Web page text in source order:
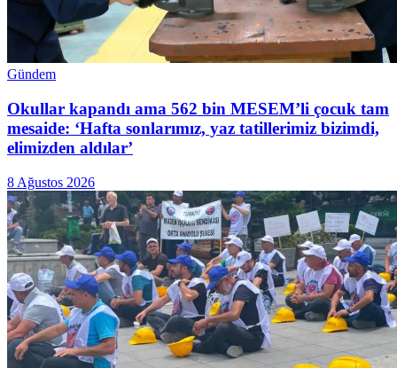
Gündem
Okullar kapandı ama 562 bin MESEM’li çocuk tam
mesaide: ‘Hafta sonlarımız, yaz tatillerimiz bizimdi,
elimizden aldılar’
8 Ağustos 2026